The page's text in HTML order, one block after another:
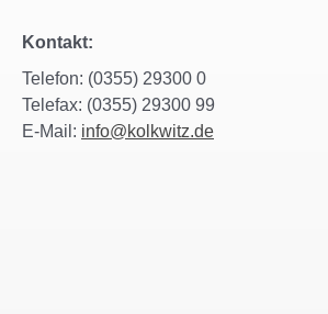
Kontakt:
Telefon: (0355) 29300 0
Telefax: (0355) 29300 99
E-Mail: info@kolkwitz.de